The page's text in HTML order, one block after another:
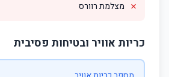
✗ מצלמת רוורס
כריות אוויר ובטיחות פסיבית